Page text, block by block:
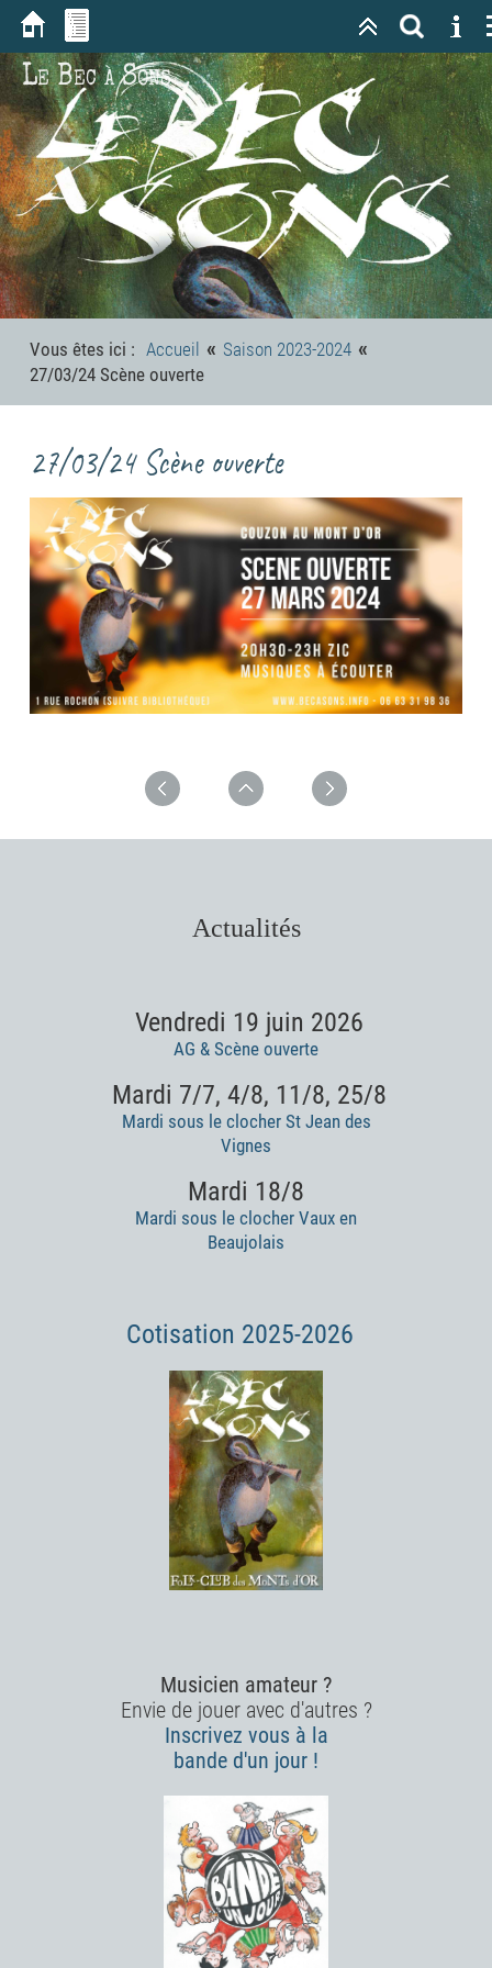
Le Bec à Sons
Vous êtes ici : Accueil « Saison 2023-2024 «
27/03/24 Scène ouverte
27/03/24 Scène ouverte
Actualités
Vendredi 19 juin 2026
AG & Scène ouverte
Mardi 7/7, 4/8, 11/8, 25/8
Mardi sous le clocher St Jean des
Vignes
Mardi 18/8
Mardi sous le clocher Vaux en
Beaujolais
Cotisation 2025-2026
Musicien amateur ?
Envie de jouer avec d'autres ?
Inscrivez vous à la
bande d'un jour !